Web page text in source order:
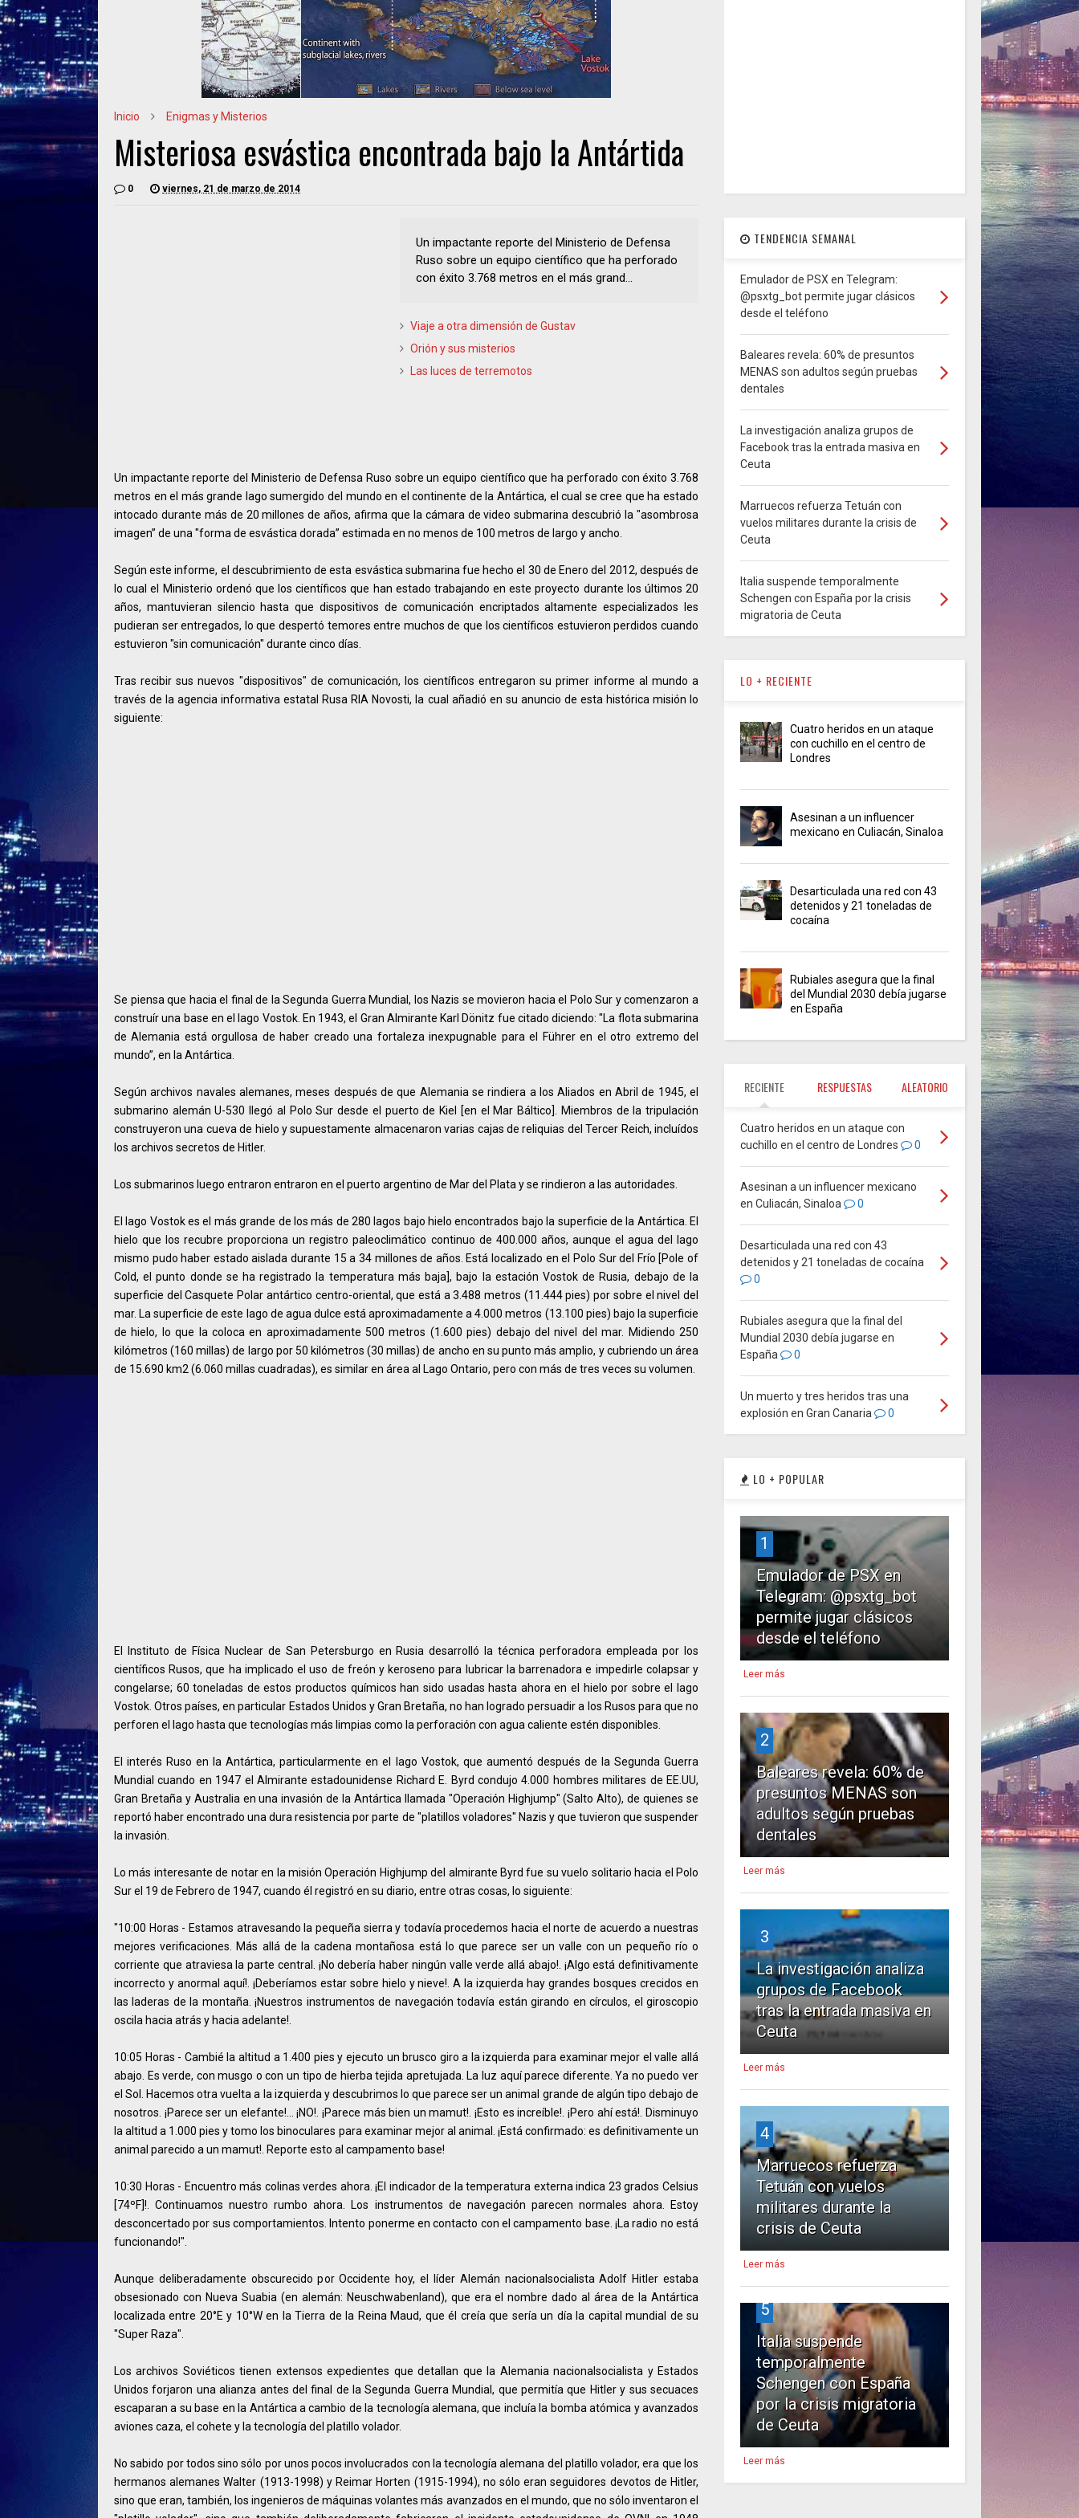
Inicio Enigmas y Misterios
Misteriosa esvástica encontrada bajo la Antártida
0 viernes, 21 de marzo de 2014
Un impactante reporte del Ministerio de Defensa
Ruso sobre un equipo científico que ha perforado
con éxito 3.768 metros en el más grand...
Viaje a otra dimensión de Gustav
Orión y sus misterios
Las luces de terremotos
Un impactante reporte del Ministerio de Defensa Ruso sobre un equipo científico que ha perforado con éxito 3.768
metros en el más grande lago sumergido del mundo en el continente de la Antártica, el cual se cree que ha estado
intocado durante más de 20 millones de años, afirma que la cámara de video submarina descubrió la "asombrosa
imagen” de una "forma de esvástica dorada” estimada en no menos de 100 metros de largo y ancho.
Según este informe, el descubrimiento de esta esvástica submarina fue hecho el 30 de Enero del 2012, después de
lo cual el Ministerio ordenó que los científicos que han estado trabajando en este proyecto durante los últimos 20
años, mantuvieran silencio hasta que dispositivos de comunicación encriptados altamente especializados les
pudieran ser entregados, lo que despertó temores entre muchos de que los científicos estuvieron perdidos cuando
estuvieron "sin comunicación" durante cinco días.
Tras recibir sus nuevos "dispositivos" de comunicación, los científicos entregaron su primer informe al mundo a
través de la agencia informativa estatal Rusa RIA Novosti, la cual añadió en su anuncio de esta histórica misión lo
siguiente:
Se piensa que hacia el final de la Segunda Guerra Mundial, los Nazis se movieron hacia el Polo Sur y comenzaron a
construír una base en el lago Vostok. En 1943, el Gran Almirante Karl Dönitz fue citado diciendo: "La flota submarina
de Alemania está orgullosa de haber creado una fortaleza inexpugnable para el Führer en el otro extremo del
mundo”, en la Antártica.
Según archivos navales alemanes, meses después de que Alemania se rindiera a los Aliados en Abril de 1945, el
submarino alemán U-530 llegó al Polo Sur desde el puerto de Kiel [en el Mar Báltico]. Miembros de la tripulación
construyeron una cueva de hielo y supuestamente almacenaron varias cajas de reliquias del Tercer Reich, incluídos
los archivos secretos de Hitler.
Los submarinos luego entraron entraron en el puerto argentino de Mar del Plata y se rindieron a las autoridades.
El lago Vostok es el más grande de los más de 280 lagos bajo hielo encontrados bajo la superficie de la Antártica. El
hielo que los recubre proporciona un registro paleoclimático continuo de 400.000 años, aunque el agua del lago
mismo pudo haber estado aislada durante 15 a 34 millones de años. Está localizado en el Polo Sur del Frío [Pole of
Cold, el punto donde se ha registrado la temperatura más baja], bajo la estación Vostok de Rusia, debajo de la
superficie del Casquete Polar antártico centro-oriental, que está a 3.488 metros (11.444 pies) por sobre el nivel del
mar. La superficie de este lago de agua dulce está aproximadamente a 4.000 metros (13.100 pies) bajo la superficie
de hielo, lo que la coloca en aproximadamente 500 metros (1.600 pies) debajo del nivel del mar. Midiendo 250
kilómetros (160 millas) de largo por 50 kilómetros (30 millas) de ancho en su punto más amplio, y cubriendo un área
de 15.690 km2 (6.060 millas cuadradas), es similar en área al Lago Ontario, pero con más de tres veces su volumen.
El Instituto de Física Nuclear de San Petersburgo en Rusia desarrolló la técnica perforadora empleada por los
científicos Rusos, que ha implicado el uso de freón y keroseno para lubricar la barrenadora e impedirle colapsar y
congelarse; 60 toneladas de estos productos químicos han sido usadas hasta ahora en el hielo por sobre el lago
Vostok. Otros países, en particular Estados Unidos y Gran Bretaña, no han logrado persuadir a los Rusos para que no
perforen el lago hasta que tecnologías más limpias como la perforación con agua caliente estén disponibles.
El interés Ruso en la Antártica, particularmente en el lago Vostok, que aumentó después de la Segunda Guerra
Mundial cuando en 1947 el Almirante estadounidense Richard E. Byrd condujo 4.000 hombres militares de EE.UU,
Gran Bretaña y Australia en una invasión de la Antártica llamada "Operación Highjump" (Salto Alto), de quienes se
reportó haber encontrado una dura resistencia por parte de "platillos voladores" Nazis y que tuvieron que suspender
la invasión.
Lo más interesante de notar en la misión Operación Highjump del almirante Byrd fue su vuelo solitario hacia el Polo
Sur el 19 de Febrero de 1947, cuando él registró en su diario, entre otras cosas, lo siguiente:
"10:00 Horas - Estamos atravesando la pequeña sierra y todavía procedemos hacia el norte de acuerdo a nuestras
mejores verificaciones. Más allá de la cadena montañosa está lo que parece ser un valle con un pequeño río o
corriente que atraviesa la parte central. ¡No debería haber ningún valle verde allá abajo!. ¡Algo está definitivamente
incorrecto y anormal aquí!. ¡Deberíamos estar sobre hielo y nieve!. A la izquierda hay grandes bosques crecidos en
las laderas de la montaña. ¡Nuestros instrumentos de navegación todavía están girando en círculos, el giroscopio
oscila hacia atrás y hacia adelante!.
10:05 Horas - Cambié la altitud a 1.400 pies y ejecuto un brusco giro a la izquierda para examinar mejor el valle allá
abajo. Es verde, con musgo o con un tipo de hierba tejida apretujada. La luz aquí parece diferente. Ya no puedo ver
el Sol. Hacemos otra vuelta a la izquierda y descubrimos lo que parece ser un animal grande de algún tipo debajo de
nosotros. ¡Parece ser un elefante!... ¡NO!. ¡Parece más bien un mamut!. ¡Esto es increíble!. ¡Pero ahí está!. Disminuyo
la altitud a 1.000 pies y tomo los binoculares para examinar mejor al animal. ¡Está confirmado: es definitivamente un
animal parecido a un mamut!. Reporte esto al campamento base!
10:30 Horas - Encuentro más colinas verdes ahora. ¡El indicador de la temperatura externa indica 23 grados Celsius
[74ºF]!. Continuamos nuestro rumbo ahora. Los instrumentos de navegación parecen normales ahora. Estoy
desconcertado por sus comportamientos. Intento ponerme en contacto con el campamento base. ¡La radio no está
funcionando!".
Aunque deliberadamente obscurecido por Occidente hoy, el líder Alemán nacionalsocialista Adolf Hitler estaba
obsesionado con Nueva Suabia (en alemán: Neuschwabenland), que era el nombre dado al área de la Antártica
localizada entre 20°E y 10°W en la Tierra de la Reina Maud, que él creía que sería un día la capital mundial de su
"Super Raza".
Los archivos Soviéticos tienen extensos expedientes que detallan que la Alemania nacionalsocialista y Estados
Unidos forjaron una alianza antes del final de la Segunda Guerra Mundial, que permitía que Hitler y sus secuaces
escaparan a su base en la Antártica a cambio de la tecnología alemana, que incluía la bomba atómica y avanzados
aviones caza, el cohete y la tecnología del platillo volador.
No sabido por todos sino sólo por unos pocos involucrados con la tecnología alemana del platillo volador, era que los
hermanos alemanes Walter (1913-1998) y Reimar Horten (1915-1994), no sólo eran seguidores devotos de Hitler,
sino que eran, también, los ingenieros de máquinas volantes más avanzados en el mundo, que no sólo inventaron el
TENDENCIA SEMANAL
Emulador de PSX en Telegram:
@psxtg_bot permite jugar clásicos
desde el teléfono
Baleares revela: 60% de presuntos
MENAS son adultos según pruebas
dentales
La investigación analiza grupos de
Facebook tras la entrada masiva en
Ceuta
Marruecos refuerza Tetuán con
vuelos militares durante la crisis de
Ceuta
Italia suspende temporalmente
Schengen con España por la crisis
migratoria de Ceuta
LO + RECIENTE
Cuatro heridos en un ataque
con cuchillo en el centro de
Londres
Asesinan a un influencer
mexicano en Culiacán, Sinaloa
Desarticulada una red con 43
detenidos y 21 toneladas de
cocaína
Rubiales asegura que la final
del Mundial 2030 debía jugarse
en España
RECIENTE RESPUESTAS ALEATORIO
Cuatro heridos en un ataque con
cuchillo en el centro de Londres
0
Asesinan a un influencer mexicano
en Culiacán, Sinaloa
0
Desarticulada una red con 43
detenidos y 21 toneladas de cocaína
0
Rubiales asegura que la final del
Mundial 2030 debía jugarse en
España
0
Un muerto y tres heridos tras una
explosión en Gran Canaria
0
LO + POPULAR
1
Emulador de PSX en
Telegram: @psxtg_bot
permite jugar clásicos
desde el teléfono
Leer más
2
Baleares revela: 60% de
presuntos MENAS son
adultos según pruebas
dentales
Leer más
3
La investigación analiza
grupos de Facebook
tras la entrada masiva en
Ceuta
Leer más
4
Marruecos refuerza
Tetuán con vuelos
militares durante la
crisis de Ceuta
Leer más
5
Italia suspende
temporalmente
Schengen con España
por la crisis migratoria
de Ceuta
Leer más